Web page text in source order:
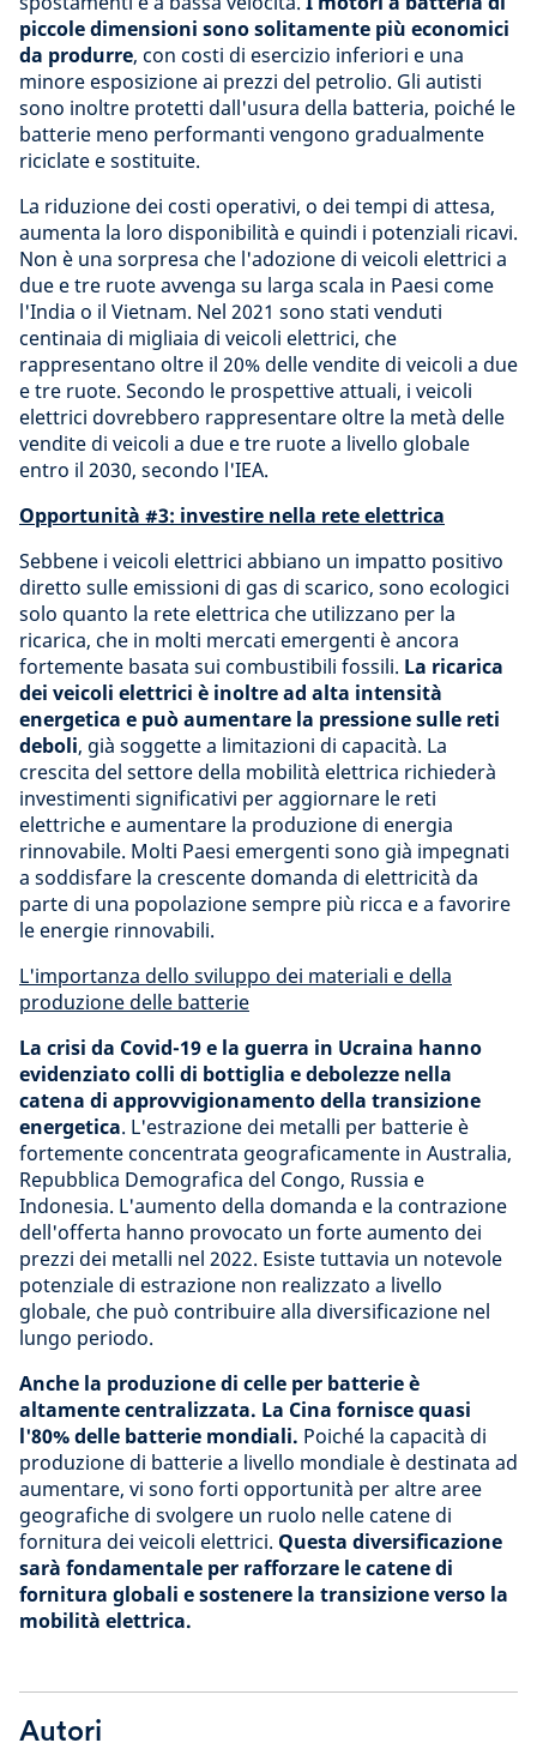
piccole dimensioni sono solitamente più economici
da produrre, con costi di esercizio inferiori e una
minore esposizione ai prezzi del petrolio. Gli autisti
sono inoltre protetti dall'usura della batteria, poiché le
batterie meno performanti vengono gradualmente
riciclate e sostituite.
La riduzione dei costi operativi, o dei tempi di attesa,
aumenta la loro disponibilità e quindi i potenziali ricavi.
Non è una sorpresa che l'adozione di veicoli elettrici a
due e tre ruote avvenga su larga scala in Paesi come
l'India o il Vietnam. Nel 2021 sono stati venduti
centinaia di migliaia di veicoli elettrici, che
rappresentano oltre il 20% delle vendite di veicoli a due
e tre ruote. Secondo le prospettive attuali, i veicoli
elettrici dovrebbero rappresentare oltre la metà delle
vendite di veicoli a due e tre ruote a livello globale
entro il 2030, secondo l'IEA.
Opportunità #3: investire nella rete elettrica
Sebbene i veicoli elettrici abbiano un impatto positivo
diretto sulle emissioni di gas di scarico, sono ecologici
solo quanto la rete elettrica che utilizzano per la
ricarica, che in molti mercati emergenti è ancora
fortemente basata sui combustibili fossili. La ricarica
dei veicoli elettrici è inoltre ad alta intensità
energetica e può aumentare la pressione sulle reti
deboli, già soggette a limitazioni di capacità. La
crescita del settore della mobilità elettrica richiederà
investimenti significativi per aggiornare le reti
elettriche e aumentare la produzione di energia
rinnovabile. Molti Paesi emergenti sono già impegnati
a soddisfare la crescente domanda di elettricità da
parte di una popolazione sempre più ricca e a favorire
le energie rinnovabili.
L'importanza dello sviluppo dei materiali e della
produzione delle batterie
La crisi da Covid-19 e la guerra in Ucraina hanno
evidenziato colli di bottiglia e debolezze nella
catena di approvvigionamento della transizione
energetica. L'estrazione dei metalli per batterie è
fortemente concentrata geograficamente in Australia,
Repubblica Demografica del Congo, Russia e
Indonesia. L'aumento della domanda e la contrazione
dell'offerta hanno provocato un forte aumento dei
prezzi dei metalli nel 2022. Esiste tuttavia un notevole
potenziale di estrazione non realizzato a livello
globale, che può contribuire alla diversificazione nel
lungo periodo.
Anche la produzione di celle per batterie è
altamente centralizzata. La Cina fornisce quasi
l'80% delle batterie mondiali. Poiché la capacità di
produzione di batterie a livello mondiale è destinata ad
aumentare, vi sono forti opportunità per altre aree
geografiche di svolgere un ruolo nelle catene di
fornitura dei veicoli elettrici. Questa diversificazione
sarà fondamentale per rafforzare le catene di
fornitura globali e sostenere la transizione verso la
mobilità elettrica.
Autori